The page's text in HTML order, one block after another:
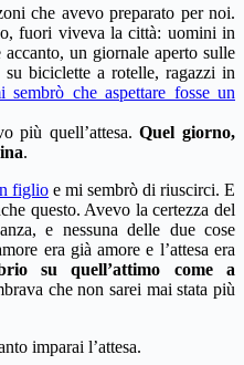
che avevo preparato per noi.
fuori viveva la città: uomini in
un giornale aperto sulle
biciclette a rotelle, ragazzi in
sembrò che aspettare fosse un
più quell’attesa.Quel giorno,
.
figlio e mi sembrò di riuscirci. E
questo. Avevo la certezza del
e nessuna delle due cose
era già amore e l’attesa era
su quell’attimo come a
che non sarei mai stata più
imparai l’attesa.